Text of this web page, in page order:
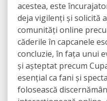
acestea, este
deja vigilenți și solicită
comunități online
căderile în capcanele
concluzie, în fața unui
și așteptat precum
esențial ca fani și
folosească